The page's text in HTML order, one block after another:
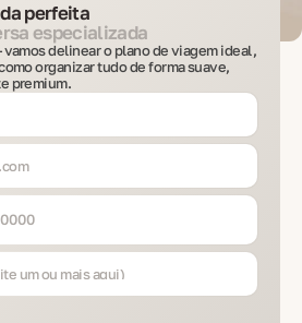
perfeita
especializada
delinear o plano de viagem ideal,
organizar tudo de forma suave,
premium.